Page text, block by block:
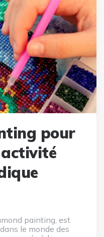
pour
painting, est
le monde des